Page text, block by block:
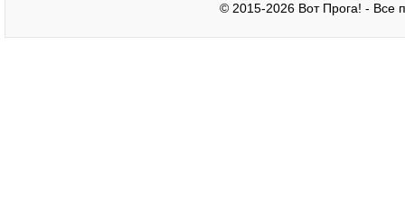
© 2015-2026 Вот Прога! - Все